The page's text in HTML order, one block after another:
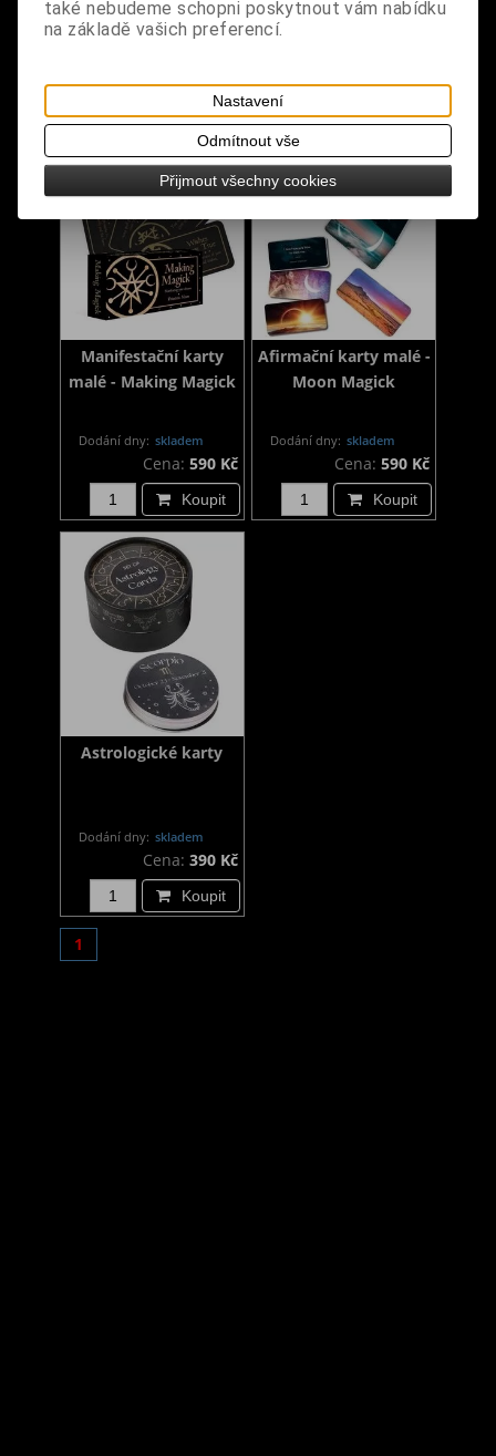
skladem
Koupit
Ethereal
NOVINKA
Manifestační karty
malé - Making Magick
Dodání dny: skladem
Cena: 590 Kč
Koupit
NOVINKA
Afirmační karty malé -
Moon Magick
Dodání dny: skladem
Cena: 590 Kč
Koupit
Astrologické karty
Dodání dny: skladem
Cena: 390 Kč
Koupit
1
také nebudeme schopni poskytnout vám nabídku
na základě vašich preferencí.
Nastavení
Odmítnout vše
Přijmout všechny cookies